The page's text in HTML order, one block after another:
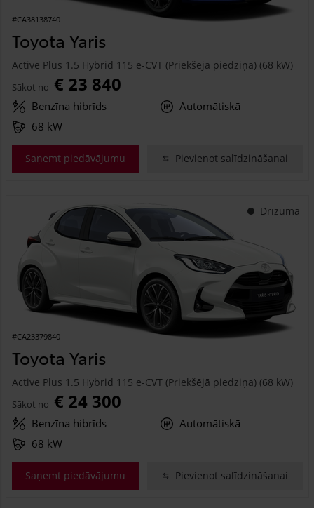
#CA38138740
Toyota Yaris
Active Plus 1.5 Hybrid 115 e-CVT (Priekšējā piedziņa) (68 kW)
Sākot no € 23 840
Benzīna hibrīds
Automātiskā
68 kW
Saņemt piedāvājumu Pievienot salīdzināšanai
Drīzumā
#CA23379840
Toyota Yaris
Active Plus 1.5 Hybrid 115 e-CVT (Priekšējā piedziņa) (68 kW)
Sākot no € 24 300
Benzīna hibrīds
Automātiskā
68 kW
Saņemt piedāvājumu Pievienot salīdzināšanai